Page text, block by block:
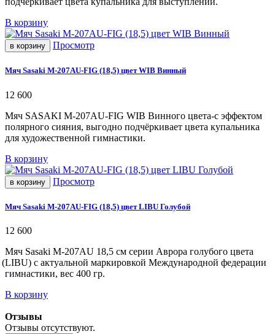
В корзину
в корзину Просмотр
Мяч Sasaki M-207AU-FIG (18,5) цвет WIB Винный
12 600
Мяч SASAKI M-207AU-FIG WIB Винного цвета-с эффектом
полярного сияния, выгодно подчёркивает цвета купальника
для художественной гимнастики.
В корзину
в корзину Просмотр
Мяч Sasaki M-207AU-FIG (18,5) цвет LIBU Голубой
12 600
Мяч Sasaki M-207AU 18,5 см серии Аврора голубого цвета
(LIBU) с актуальной маркировкой Международной федерации
гимнастики, вес 400 гр.
В корзину
Отзывы
Отзывы отсутствуют.